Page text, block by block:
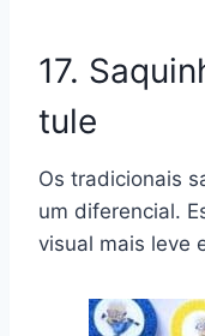
17.
tule
Os tradicionais
um diferencial.
visual mais leve